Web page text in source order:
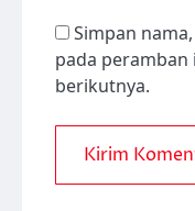
Simpan
pada
berikutnya.